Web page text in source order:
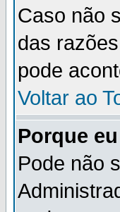
Caso não
das
pode
Voltar ao
Porque
Pode não